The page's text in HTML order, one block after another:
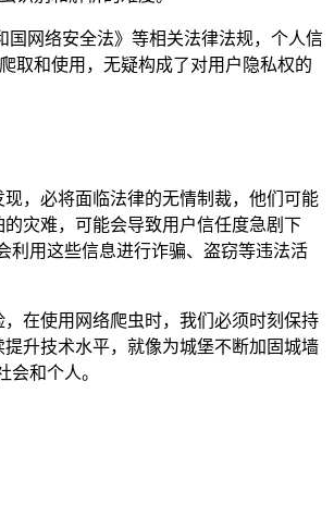
国网络安全法》等相关法律法规，个人信
取和使用，无疑构成了对用户隐私权的
，必将面临法律的无情制裁，他们可能
灾难，可能会导致用户信任度急剧下
利用这些信息进行诈骗、盗窃等违法活
在使用网络爬虫时，我们必须时刻保持
升技术水平，就像为城堡不断加固城墙
和个人。